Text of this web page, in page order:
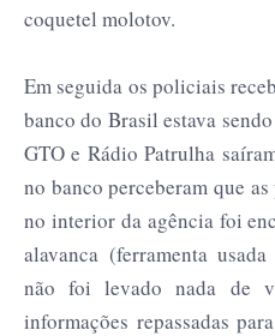
coquetel molotov.
Em seguida os policiais
banco do Brasil estava
GTO e Rádio Patrulha
no banco perceberam que
no interior da agência foi
alavanca (ferramenta
não foi levado nada de
informações repassadas